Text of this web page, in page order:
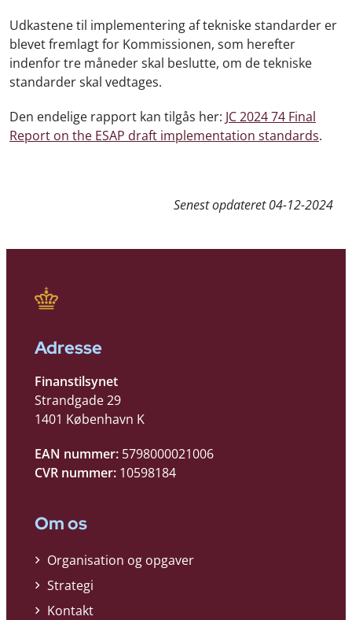
Udkastene til implementering af tekniske standarder er
blevet fremlagt for Kommissionen, som herefter
indenfor tre måneder skal beslutte, om de tekniske
standarder skal vedtages.
Den endelige rapport kan tilgås her: JC 2024 74 Final
Report on the ESAP draft implementation standards.
Senest opdateret04-12-2024
Adresse
Finanstilsynet
Strandgade 29
1401 København K
EAN nummer: 5798000021006
CVR nummer: 10598184
Om os
Organisation og opgaver
Strategi
Kontakt